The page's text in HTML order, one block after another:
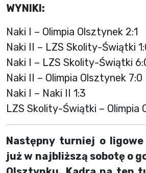
WYNIKI:
Naki I – Olimpia Olsztynek 2:1
Naki II – LZS Skolity-Świątki
Naki I – LZS Skolity-Świątki
Naki II – Olimpia Olsztynek 7:0
Naki I – Naki II 1:3
LZS Skolity-Świątki – Olimpia
Następny turniej o
już w najbliższą sobotę o